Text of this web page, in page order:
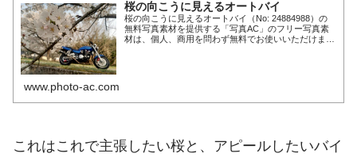
桜の向こうに見えるオートバイ
桜の向こうに見えるオートバイ（No: 24884988）の
無料写真素材を提供する「写真AC」のフリー写真素
材は、個人、商用を問わず無料でお使いいただけま
www.photo-ac.com
これはこれで主張したい桜と、アピールしたいバイ